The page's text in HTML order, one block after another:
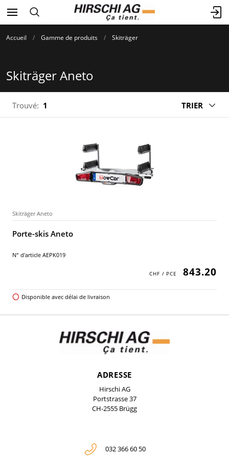
Accueil Gamme de produits Skiträger
Skiträger Aneto
Trouvé: 1 TRIER
Skiträger Aneto
Porte-skis Aneto
N° d'article AEPK019
843.20
Disponible avec délai de livraison
ADRESSE
Hirschi AG
Portstrasse 37
CH-2555 Brügg
032 366 60 50